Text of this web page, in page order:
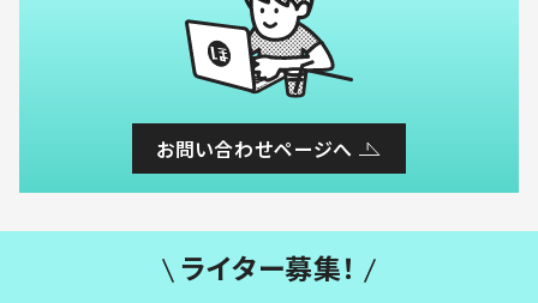
お問い合わせページへ
ライター募集！